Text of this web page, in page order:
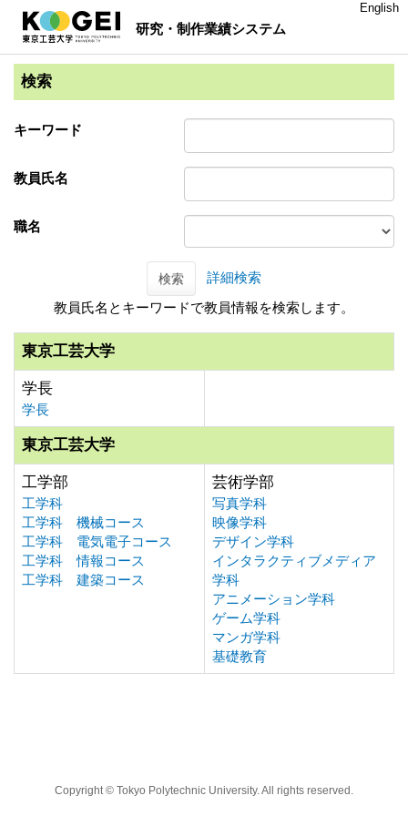
研究・制作業績システム
English
検索
キーワード
教員氏名
職名
検索
詳細検索
教員氏名とキーワードで教員情報を検索します。
東京工芸大学
学長
学長
東京工芸大学
工学部
工学科
工学科 機械コース
工学科 電気電子コース
工学科 情報コース
工学科 建築コース
芸術学部
写真学科
映像学科
デザイン学科
インタラクティブメディア
学科
アニメーション学科
ゲーム学科
マンガ学科
基礎教育
Copyright © Tokyo Polytechnic University. All rights reserved.